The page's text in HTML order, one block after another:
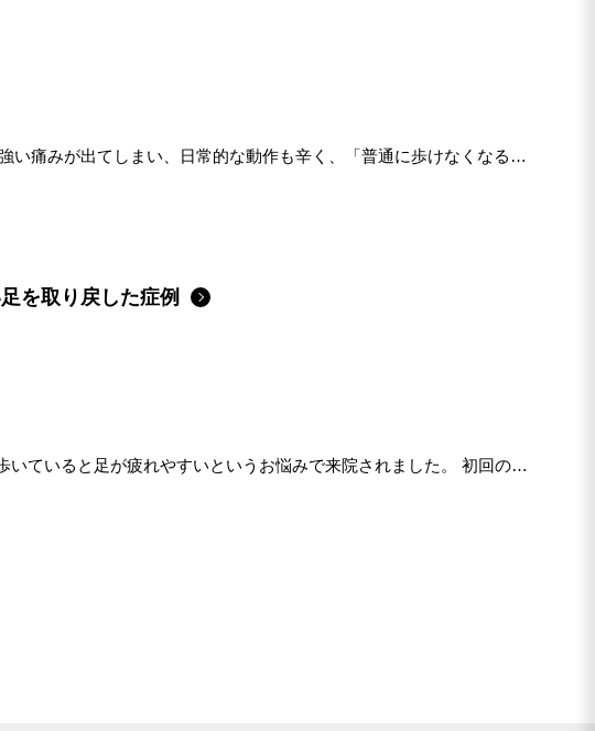
い痛みが出てしまい、日常的な動作も辛く、「普通に歩けなくなる」
を取り戻した症例
ていると足が疲れやすいというお悩みで来院されました。 初回の評